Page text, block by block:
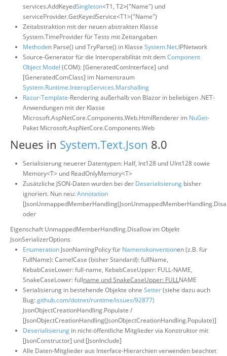
services.AddKeyedSingleton<T1, T2>("Name") und
serviceProvider.GetKeyedService<T1>("Name")
Zeitabstraktion mit der neuen abstrakten Klasse
System.TimeProvider für Tests mit Zeitangaben
Methoden Parse() und TryParse() in Klasse System.Net.IPNetwork
Source-Generator für die Interoperabilität mit demComponent
Object Model (COM): [GeneratedComInterface] und
[GeneratedComClass] im Namensraum
System.Runtime.InteropServices.Marshalling
Razor-Template-Rendering außerhalb von Blazor in beliebigen .NET-
Anwendungen mit der Klasse
Microsoft.AspNetCore.Components.Web.HtmlRenderer im NuGet-
Paket Microsoft.AspNetCore.Components.Web
Neues in System.Text.Json 8.0
Serialisierung neuerer Datentypen: Half, Int128 und UInt128 sowie
Memory<T> und ReadOnlyMemory<T>
Zusätzliche JSON-Daten wurden bei der Deserialisierung bisher
ignoriert. Nun neu:Annotation
oder
Eigenschaft UnmappedMemberHandling.Disallow im Objekt
JsonSerializerOptions
Enumeration JsonNamingPolicy für Namenskonventionen (z.B. für
FullName): CamelCase (bisher Standard): fullName,
KebabCaseLower: full-name, KebabCaseUpper: FULL-NAME,
SnakeCaseLower: fullname und SnakeCaseUpper: FULLNAME
Serialisierung in bestehende Objekte ohne Setter(siehe dazu auch
Bug:github.com/dotnet/runtime/issues/92877)
JsonObjectCreationHandling.Populate /
[JsonObjectCreationHandling(JsonObjectCreationHandling.Populate)]
Deserialisierung in nicht-öffentliche Mitglieder via Konstruktor mit
[JsonConstructor] und [JsonInclude]
Alle Daten-Mitglieder aus Interface-Hierarchien verwenden beachtet